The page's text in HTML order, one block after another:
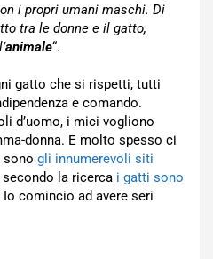
i propri umani maschi. Di
tra le donne e il gatto,
animale“.
gatto che si rispetti, tutti
e comando.
d’uomo, i mici vogliono
donna. E molto spesso ci
sono gli innumerevoli siti
secondo la ricerca i gatti sono
Io comincio ad avere seri